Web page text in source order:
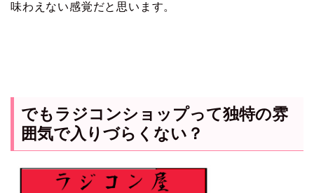
味わえない感覚だと思います。
でもラジコンショップって独特の雰
囲気で入りづらくない？